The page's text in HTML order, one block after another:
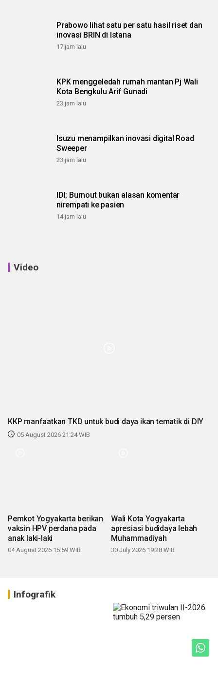
Prabowo lihat satu per satu hasil riset dan
inovasi BRIN di Istana
17 jam lalu
KPK menggeledah rumah mantan Pj Wali
Kota Bengkulu Arif Gunadi
23 jam lalu
Isuzu menampilkan inovasi digital Road
Sweeper
23 jam lalu
IDI: Burnout bukan alasan komentar
nirempati ke pasien
14 jam lalu
Video
KKP manfaatkan TKD untuk budi daya ikan tematik di DIY
05 August 2026 21:24 WIB
Pemkot Yogyakarta berikan
vaksin HPV perdana pada
anak laki-laki
04 August 2026 15:59 WIB
Wali Kota Yogyakarta
apresiasi budidaya lebah
Muhammadiyah
30 July 2026 19:28 WIB
Infografik